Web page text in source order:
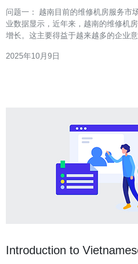
问题一： 越南目前的维修机房服务市
业数据显示，近年来，越南的维修机
增长。这主要得益于越来越多的企业
的规模大约在数千万美元，预计未来几
2025年10月9日
Introduction to